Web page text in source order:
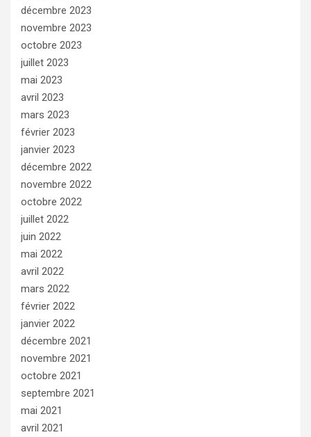
décembre 2023
novembre 2023
octobre 2023
juillet 2023
mai 2023
avril 2023
mars 2023
février 2023
janvier 2023
décembre 2022
novembre 2022
octobre 2022
juillet 2022
juin 2022
mai 2022
avril 2022
mars 2022
février 2022
janvier 2022
décembre 2021
novembre 2021
octobre 2021
septembre 2021
mai 2021
avril 2021